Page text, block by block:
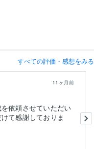
すべての評価・感想をみる
11ヶ月前
依頼させていただい
て感謝しておりま